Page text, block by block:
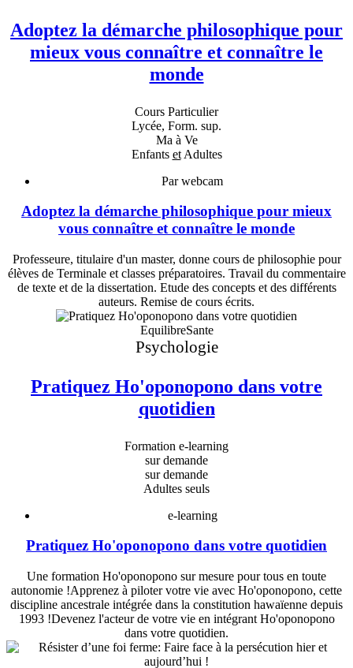
Adoptez la démarche philosophique pour
mieux vous connaître et connaître le
monde
Cours Particulier
Lycée, Form. sup.
Ma à Ve
Enfants etAdultes
Par webcam
Adoptez la démarche philosophique pour mieux
vous connaître et connaître le monde
Professeure, titulaire d'un master, donne cours de philosophie pour
élèves de Terminale et classes préparatoires. Travail du commentaire
de texte et de la dissertation. Etude des concepts et des différents
auteurs. Remise de cours écrits.
EquilibreSante
Psychologie
Pratiquez Ho'oponopono dans votre
quotidien
Formation e-learning
sur demande
sur demande
Adultes seuls
e-learning
Pratiquez Ho'oponopono dans votre quotidien
Une formation Ho'oponopono sur mesure pour tous en toute
autonomie !Apprenez à piloter votre vie avec Ho'oponopono, cette
discipline ancestrale intégrée dans la constitution hawaïenne depuis
1993 !Devenez l'acteur de votre vie en intégrant Ho'oponopono
dans votre quotidien.